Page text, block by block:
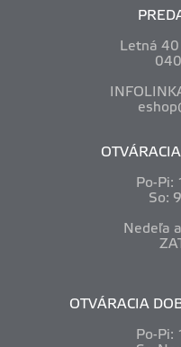
Letná
Po-Pi:
So:
Nedeľa
OTVÁRACIA
Po-Pi: